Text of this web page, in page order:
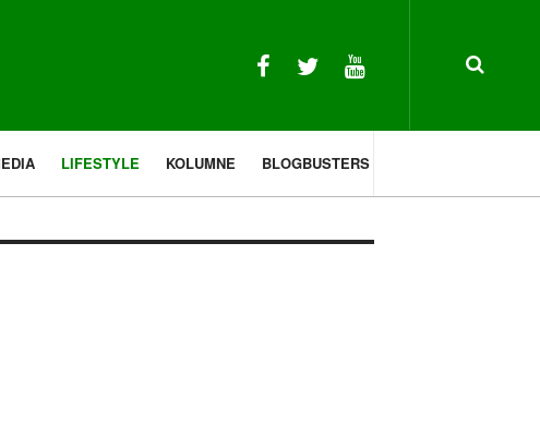
LIFESTYLE KOLUMNE BLOGBUSTERS